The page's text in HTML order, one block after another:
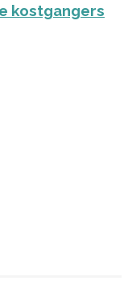
kostgangers